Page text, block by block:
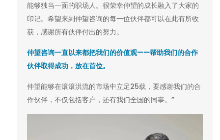
能够独当一面的职场人。很荣幸仲望的成长融入了大家的
印记。希望来到仲望咨询的每一位伙伴都可以在此有所收
获，感谢所有伙伴付出的努力。
仲望咨询一直以来都把我们的价值观——帮助我们的合作
伙伴取得成功，放在首位。
仲望能够在滚滚洪流的市场中立足25载，要感谢我们的合
作伙伴，不仅包括客户，还有我们全国的同事。”